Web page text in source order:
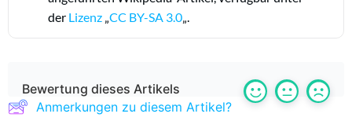
der Lizenz „CC BY-SA 3.0„.
Bewertung dieses Artikels
Anmerkungen zu diesem Artikel?